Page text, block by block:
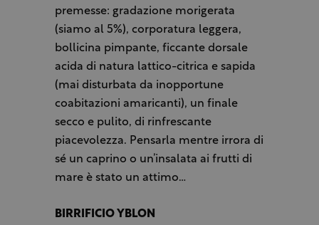
premesse: gradazione morigerata
(siamo al 5%), corporatura leggera,
bollicina pimpante, ficcante dorsale
acida di natura lattico-citrica e sapida
(mai disturbata da inopportune
coabitazioni amaricanti), un finale
secco e pulito, di rinfrescante
piacevolezza. Pensarla mentre irrora di
sé un caprino o un’insalata ai frutti di
mare è stato un attimo…
BIRRIFICIO YBLON